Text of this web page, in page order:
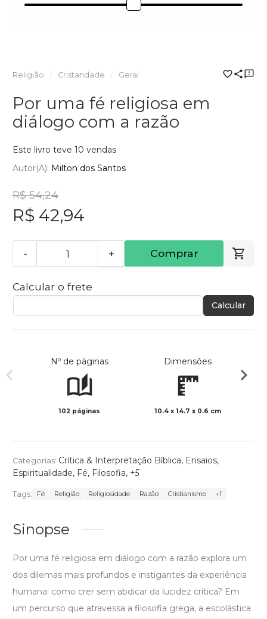
Religião Cristandade Geral
Por uma fé religiosa em
diálogo com a razão
Este livro teve 10 vendas
Autor(a): Milton dos Santos
R$ 54,24
R$ 42,94
- + Comprar
Calcular o frete
Calcular
Nº de páginas
102 páginas
Dimensões
10.4 x 14.7 x 0.6 cm
Categorias: Crítica & Interpretação Bíblica, Ensaios,
Espiritualidade, Fé, Filosofia, +5
Tags: Fé Religião Religiosidade Razão Cristianismo +1
Sinopse
Por uma fé religiosa em diálogo com a razão explora um
dos dilemas mais profundos e instigantes da experiência
humana: como crer sem abdicar da lucidez crítica? Em
um percurso que atravessa a filosofia grega, a escolástica